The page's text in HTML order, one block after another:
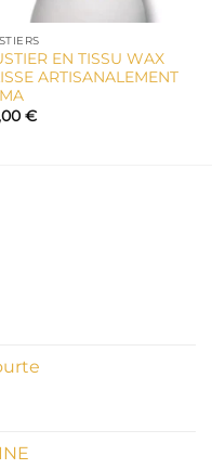
EN TISSU WAX
ARTISANALEMENT
€